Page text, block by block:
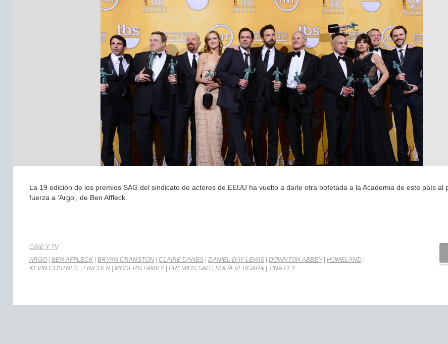
La 19 edición de los premios SAG del sindicato de actores de EEUU ha vuelto a darle otra bofetada a la Academia de este país al
fuerza a ‘Argo’, de Ben Affleck.
CINE Y TV
ARGO
BEN AFFLECK BRYAN CRANSTON CLAIRE DANES DANIEL DAY-LEWIS DOWNTON ABBEY| HOMELAND
KEVIN COSTNER
LINCOLN MODERN FAMILY| PREMIOS SAG SOFÍA VERGARA TINA FEY